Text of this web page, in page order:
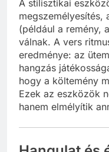
A stilisztikai
megszemélyesítés,
(például a remény,
válnak. A vers
eredménye: az
hangzás
hogy a költemény
Ezek az eszközök